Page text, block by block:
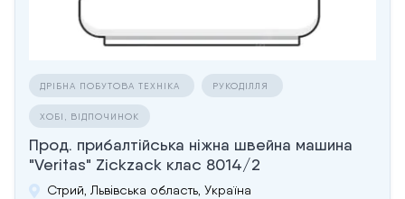
ДРІБНА ПОБУТОВА ТЕХНІКА РУКОДІЛЛЯ
ХОБІ, ВІДПОЧИНОК
Прод. прибалтійська ніжна швейна машина
"Veritas" Zickzack клас 8014/2
Стрий, Львівська область, Україна